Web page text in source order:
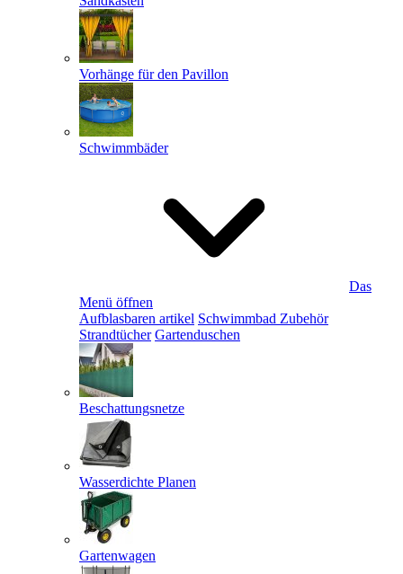
Vorhänge für den Pavillon
Schwimmbäder
Das
Menü öffnen
Aufblasbaren artikel Schwimmbad Zubehör
Strandtücher Gartenduschen
Beschattungsnetze
Wasserdichte Planen
Gartenwagen